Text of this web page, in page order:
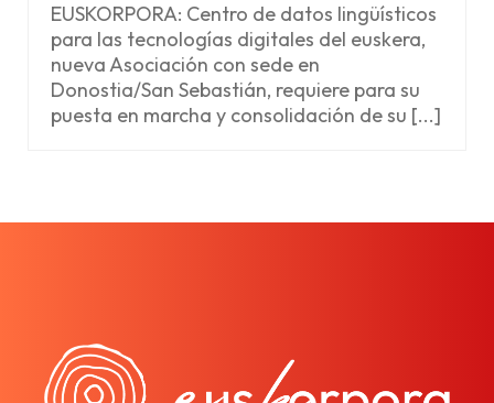
EUSKORPORA: Centro de datos lingüísticos
para las tecnologías digitales del euskera,
nueva Asociación con sede en
Donostia/San Sebastián, requiere para su
puesta en marcha y consolidación de su [...]